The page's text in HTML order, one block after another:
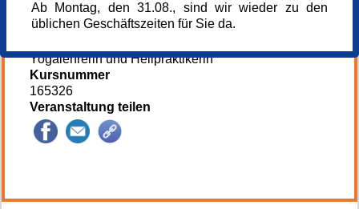
Yogalehrerin und Heilpraktikerin
Referent_in
Yogalehrerin und Heilpraktikerin
Kursnummer
165326
Veranstaltung teilen
Ab Montag, den 31.08., sind wir wieder zu den
üblichen Geschäftszeiten für Sie da.